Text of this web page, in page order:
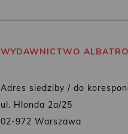
WYDAWNICTWO
Adres siedziby / do
ul. Hlonda 2a/25
02-972 Warszawa